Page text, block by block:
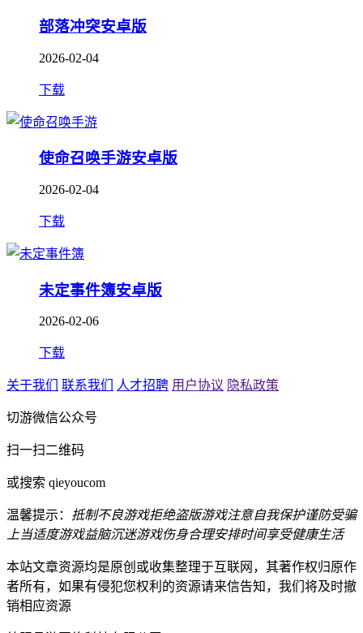
部落冲突安卓版
2026-02-04
下载
使命召唤手游安卓版
2026-02-04
下载
未定事件簿安卓版
2026-02-06
下载
关于我们 联系我们 人才招聘 用户协议 隐私政策
切游微信公众号
扫一扫二维码
或搜索 qieyoucom
温馨提示： 抵制不良游戏拒绝盗版游戏注意自我保护谨防受骗
上当适度游戏益脑沉迷游戏伤身合理安排时间享受健康生活
本站文章资源均是原创或收集整理于互联网，其著作权归原作
者所有，如果有侵犯您权利的资源请来信告知，我们将及时撤
销相应资源